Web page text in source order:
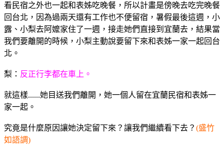
看民宿之外也一起和表姊吃晚餐，所以計畫是傍晚去吃完晚餐
回台北，因為過兩天還有工作也不便留宿，暑假最後這週，小
露、小梨去阿嬤家住了一週，接走她們直接到宜蘭去，結果當
我們要離開的時候，小梨主動說要留下來和表姊一家一起回台
北。
梨： 反正行李都在車上。
就這樣......她目送我們離開，她一個人留在宜蘭民宿和表姊一
家一起。
究竟是什麼原因讓她決定留下來？讓我們繼續看下去？ (盛竹
如語調)